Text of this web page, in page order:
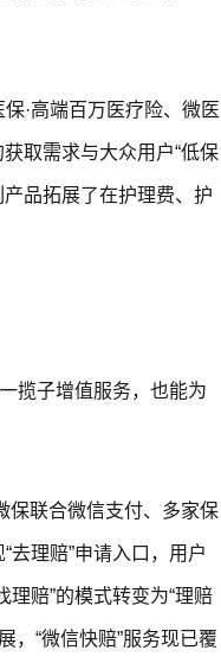
·高端百万医疗险、微医
取需求与大众用户“低保
品拓展了在护理费、护
揽子增值服务，也能为
保联合微信支付、多家保
去理赔”申请入口，用户
赔”的模式转变为“理赔
，“微信快赔”服务现已覆